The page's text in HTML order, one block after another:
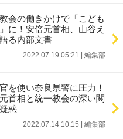
会の働きかけで「こども
に！安倍元首相、山谷え
る内部文書
2022.07.19 05:21 編集部
を使い奈良県警に圧力！
首相と統一教会の深い関
惑
2022.07.14 10:15 編集部